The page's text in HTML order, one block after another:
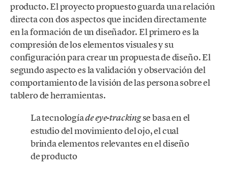
producto. El proyecto propuesto guarda una relación
directa con dos aspectos que inciden directamente
en la formación de un diseñador. El primero es la
compresión de los elementos visuales y su
configuración para crear un propuesta de diseño. El
segundo aspecto es la validación y observación del
comportamiento de la visión de las persona sobre el
tablero de herramientas.
La tecnologíade eye-trackingse basa en el
estudio del movimiento del ojo, el cual
brinda elementos relevantes en el diseño
de producto